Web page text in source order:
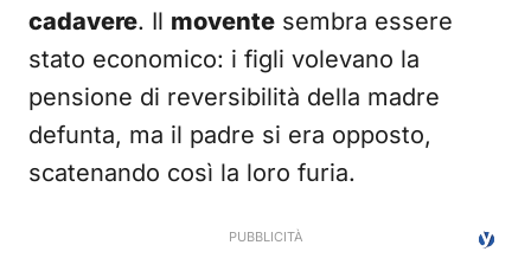
cadavere. Il movente sembra essere
stato economico: i figli volevano la
pensione di reversibilità della madre
defunta, ma il padre si era opposto,
scatenando così la loro furia.